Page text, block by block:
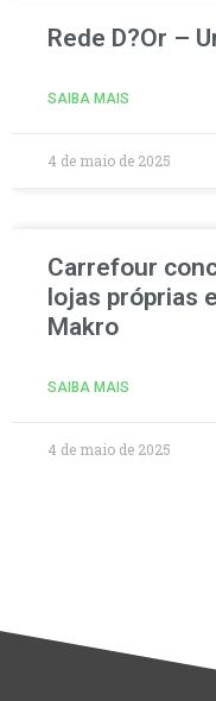
Rede D?Or –
SAIBA MAIS
4 de maio de 2025
Carrefour
lojas próprias
Makro
SAIBA MAIS
4 de maio de 2025